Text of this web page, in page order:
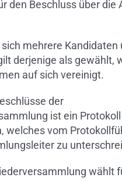
den Beschluss über die
mehrere Kandidaten
derjenige als gewählt,
auf sich vereinigt.
der
ist ein Protokoll
welches vom
zu
wählt